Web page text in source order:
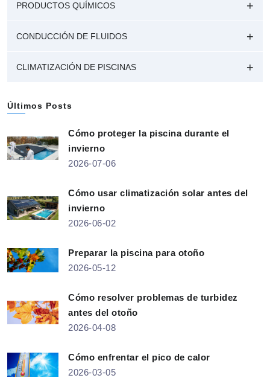
PRODUCTOS QUÍMICOS
CONDUCCIÓN DE FLUIDOS
CLIMATIZACIÓN DE PISCINAS
Últimos Posts
Cómo proteger la piscina durante el
invierno
2026-07-06
Cómo usar climatización solar antes del
invierno
2026-06-02
Preparar la piscina para otoño
2026-05-12
Cómo resolver problemas de turbidez
antes del otoño
2026-04-08
Cómo enfrentar el pico de calor
2026-03-05